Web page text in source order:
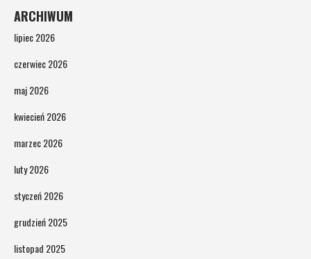
ARCHIWUM
lipiec 2026
czerwiec 2026
maj 2026
kwiecień 2026
marzec 2026
luty 2026
styczeń 2026
grudzień 2025
listopad 2025